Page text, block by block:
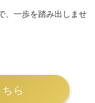
、一歩を踏み出しませ
ら